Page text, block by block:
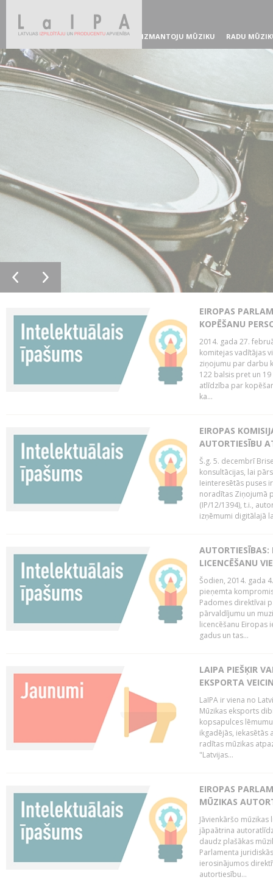
IZMANTOJU MŪZIKU RADU
EIROPAS
KOPĒŠANU
2014. gada 27.
komitejas vadītājas
ziņojumu par darbu
122 balsis pret un
atlīdzība par
ka...
EIROPAS
AUTORTIESĪBU
Š.g. 5. decembrī
konsultācijas, lai
Ieinteresētās puses
noradītas Ziņojumā
(IP/12/1394), t.i.,
izņēmumi digitālajā
AUTORTIESĪBAS:
LICENCĒŠANU
Šodien, 2014. gada
pieņemta
Padomes direktīvai
pārvaldījumu un
licencēšanu Eiropas
gadus un tas...
LAIPA PIEŠĶIR
EKSPORTA
LaIPA ir viena no
Mūzikas eksports
kopsapulces
ikgadējās, iekasētās
radītas mūzikas
"Latvijas...
EIROPAS
MŪZIKAS
Jāvienkāršo
jāpaātrina
daudz plašākas
Parlamenta
ierosinājumos
autortiesību...